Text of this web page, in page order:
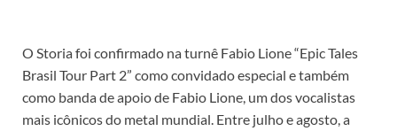
O Storia foi confirmado na turnê Fabio Lione “Epic Tales
Brasil Tour Part 2” como convidado especial e também
como banda de apoio de Fabio Lione, um dos vocalistas
mais icônicos do metal mundial. Entre julho e agosto, a